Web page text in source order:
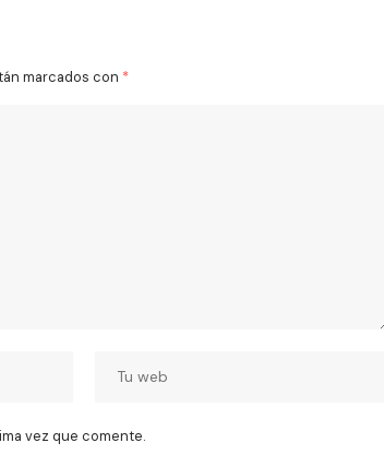
marcados con *
vez que comente.